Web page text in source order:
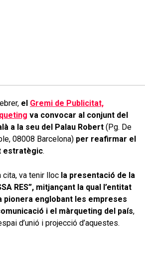
el Gremi de Publicitat,
va convocar al conjunt del
a la seu del Palau Robert (Pg. De
08008 Barcelona) per reafirmar el
estratègic.
cita, va tenir lloc la presentació de la
RES”, mitjançant la qual l’entitat
pionera englobant les empreses
i el màrqueting del país,
d’unió i projecció d’aquestes.